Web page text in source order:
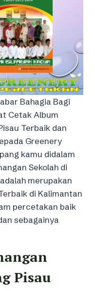
Bahagia Bagi
Cetak Album
Terbaik dan
Greenery
kamu didalam
Sekolah di
merupakan
di Kalimantan
percetakan baik
sebagainya
Pisau